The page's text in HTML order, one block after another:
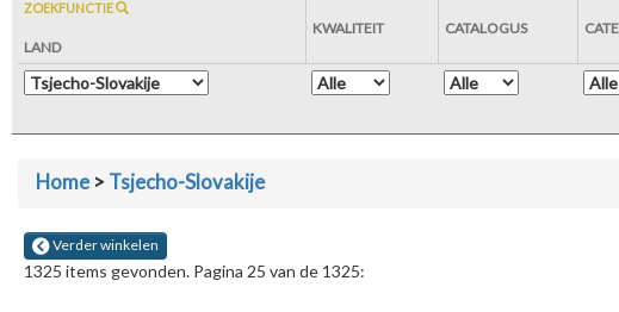
ZOEKFUNCTIE
LAND
KWALITEIT CATALOGUS
Home>Tsjecho-Slovakije
Verder winkelen
1325 items gevonden. Pagina 25 van de 1325: